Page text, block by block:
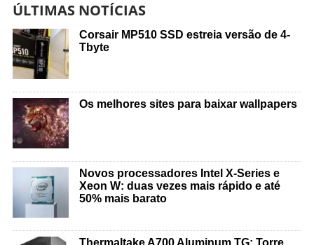
ÚLTIMAS NOTÍCIAS
Corsair MP510 SSD estreia versão de 4-
Tbyte
Os melhores sites para baixar wallpapers
Novos processadores Intel X-Series e
Xeon W: duas vezes mais rápido e até
50% mais barato
Thermaltake A700 Aluminum TG: Torre